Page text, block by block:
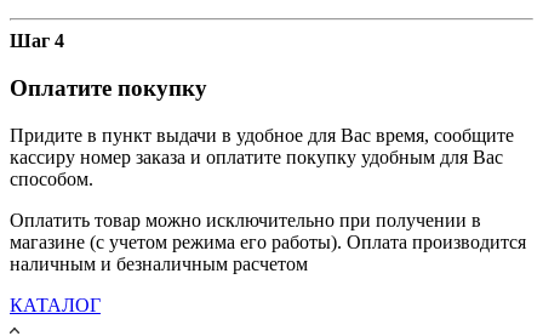
Шаг 4
Оплатите покупку
Придите в пункт выдачи в удобное для Вас время, сообщите
кассиру номер заказа и оплатите покупку удобным для Вас
способом.
Оплатить товар можно исключительно при получении в
магазине (с учетом режима его работы). Оплата производится
наличным и безналичным расчетом
КАТАЛОГ